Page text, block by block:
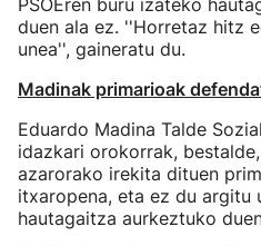
PSOEren buru izateko
duen ala ez. ''Horretaz hitz
unea'', gaineratu du.
Madinak primarioak
Eduardo Madina Talde
idazkari orokorrak,
azarorako irekita dituen
itxaropena, eta ez du argitu
hautagaitza aurkeztuko